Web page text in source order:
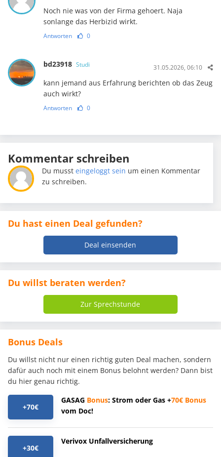
Noch nie was von der Firma gehoert. Naja
sonlange das Herbizid wirkt.
Antworten 0
bd23918 Studi 31.05.2026, 06:10
kann jemand aus Erfahrung berichten ob das Zeug
auch wirkt?
Antworten 0
Kommentar schreiben
Du mussteingeloggt sein um einen Kommentar
zu schreiben.
Du hast einen Deal gefunden?
Deal einsenden
Du willst beraten werden?
Zur Sprechstunde
Bonus Deals
Du willst nicht nur einen richtig guten Deal machen, sondern
dafür auch noch mit einem Bonus belohnt werden? Dann bist
du hier genau richtig.
+70€
GASAG Bonus: Strom oder Gas +70€ Bonus
vom Doc!
+30€
Verivox Unfallversicherung